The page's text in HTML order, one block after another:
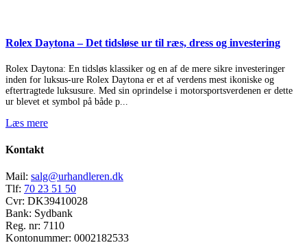
Rolex Daytona – Det tidsløse ur til ræs, dress og investering
Rolex Daytona: En tidsløs klassiker og en af de mere sikre investeringer
inden for luksus-ure Rolex Daytona er et af verdens mest ikoniske og
eftertragtede luksusure. Med sin oprindelse i motorsportsverdenen er dette
ur blevet et symbol på både p...
Læs mere
Kontakt
Mail: salg@urhandleren.dk
Tlf: 70 23 51 50
Cvr: DK39410028
Bank: Sydbank
Reg. nr: 7110
Kontonummer: 0002182533